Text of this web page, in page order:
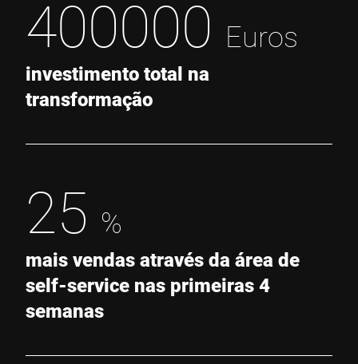
400000 Euros
investimento total na
transformação
25 %
mais vendas através da área de
self-service nas primeiras 4
semanas